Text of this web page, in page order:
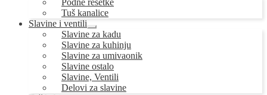
podređeni
izbornik
Podne rešetke
Tuš kanalice
Slavine i ventili
Proširi
podređeni
izbornik
Slavine za kadu
Slavine za kuhinju
Slavine za umivaonik
Slavine ostalo
Slavine, Ventili
Delovi za slavine